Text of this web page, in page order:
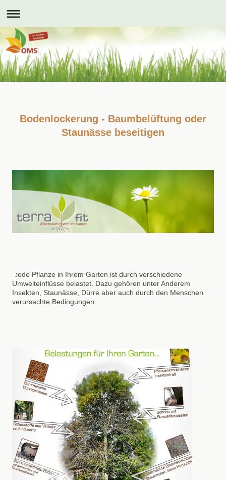
Bodenlockerung - Baumbelüftung oder
Staunässe beseitigen
Jede Pflanze in Ihrem Garten ist durch verschiedene
Umwelteinflüsse belastet. Dazu gehören unter Anderem
Insekten, Staunässe, Dürre aber auch durch den Menschen
verursachte Bedingungen.